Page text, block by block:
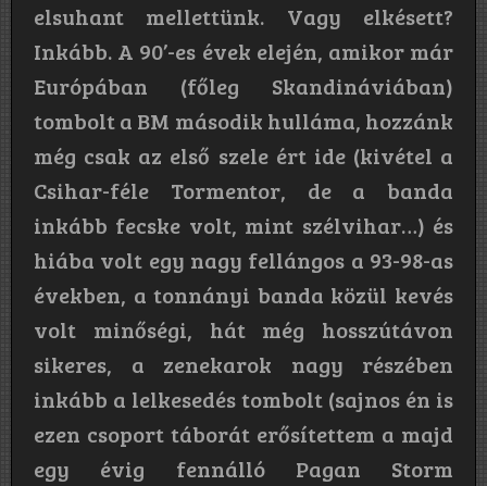
elsuhant mellettünk. Vagy elkésett?
Inkább. A 90’-es évek elején, amikor már
Európában (főleg Skandináviában)
tombolt a BM második hulláma, hozzánk
még csak az első szele ért ide (kivétel a
Csihar-féle Tormentor, de a banda
inkább fecske volt, mint szélvihar…) és
hiába volt egy nagy fellángos a 93-98-as
években, a tonnányi banda közül kevés
volt minőségi, hát még hosszútávon
sikeres, a zenekarok nagy részében
inkább a lelkesedés tombolt (sajnos én is
ezen csoport táborát erősítettem a majd
egy évig fennálló Pagan Storm